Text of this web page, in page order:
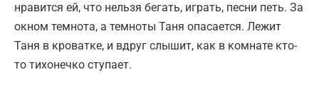
нравится ей, что нельзя бегать, играть, песни петь. За
окном темнота, а темноты Таня опасается. Лежит
Таня в кроватке, и вдруг слышит, как в комнате кто-
то тихонечко ступает.